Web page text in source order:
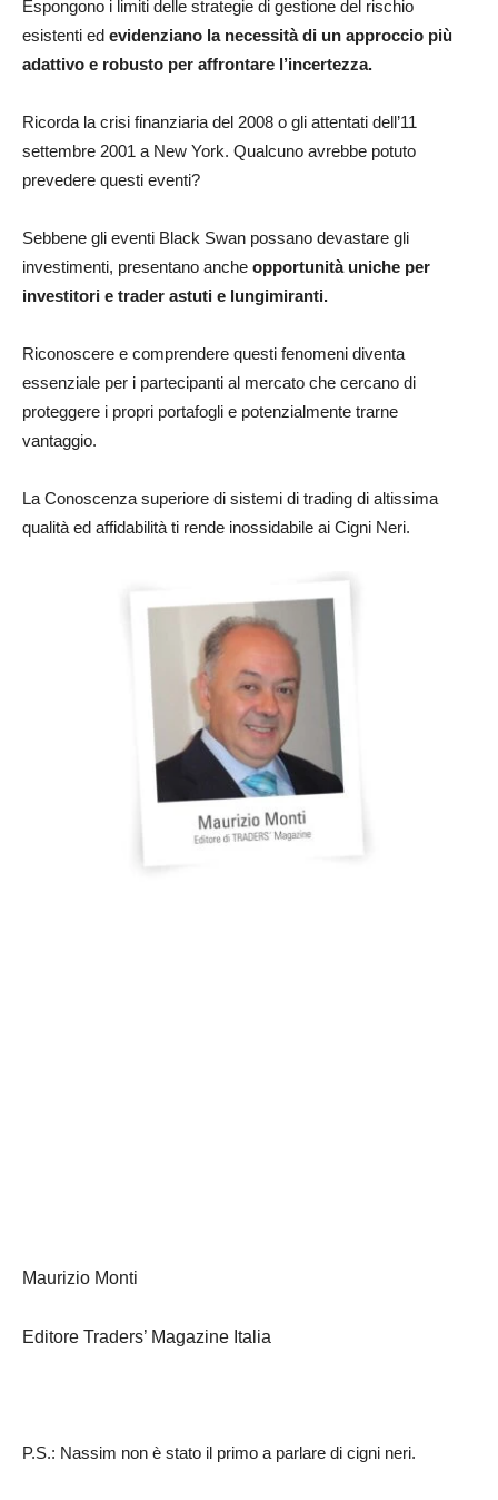
Espongono i limiti delle strategie di gestione del rischio
esistenti ed evidenziano la necessità di un approccio più
adattivo e robusto per affrontare l’incertezza.
Ricorda la crisi finanziaria del 2008 o gli attentati dell’11
settembre 2001 a New York. Qualcuno avrebbe potuto
prevedere questi eventi?
Sebbene gli eventi Black Swan possano devastare gli
investimenti, presentano anche opportunità uniche per
investitori e trader astuti e lungimiranti.
Riconoscere e comprendere questi fenomeni diventa
essenziale per i partecipanti al mercato che cercano di
proteggere i propri portafogli e potenzialmente trarne
vantaggio.
La Conoscenza superiore di sistemi di trading di altissima
qualità ed affidabilità ti rende inossidabile ai Cigni Neri.
Maurizio Monti
Editore Traders’ Magazine Italia
P.S.: Nassim non è stato il primo a parlare di cigni neri.